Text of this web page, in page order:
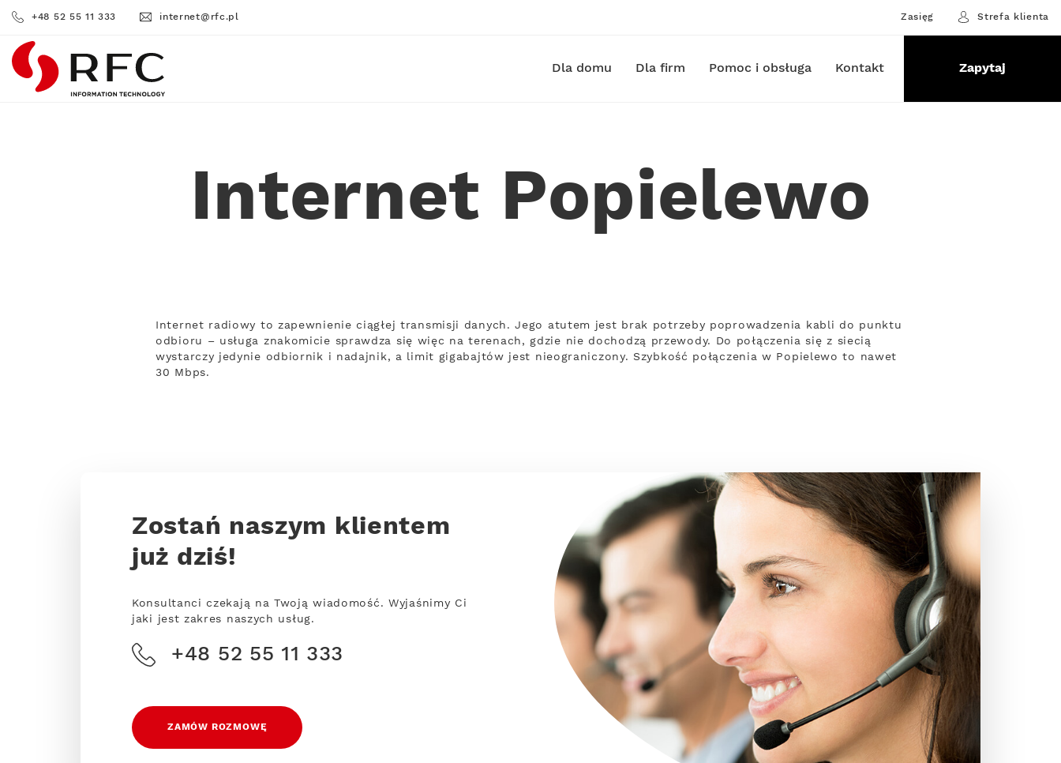
+48 52 55 11 333 internet@rfc.pl Zasięg Strefa klienta
RFC Dla domu Dla firm Pomoc i obsługa Kontakt Zapytaj
Internet Popielewo
Internet radiowy to zapewnienie ciągłej transmisji danych. Jego atutem jest brak potrzeby poprowadzenia kabli do punktu
odbioru – usługa znakomicie sprawdza się więc na terenach, gdzie nie dochodzą przewody. Do połączenia się z siecią
wystarczy jedynie odbiornik i nadajnik, a limit gigabajtów jest nieograniczony. Szybkość połączenia w Popielewo to nawet
30 Mbps.
Zostań naszym klientem
już dziś!
Konsultanci czekają na Twoją wiadomość. Wyjaśnimy Ci
jaki jest zakres naszych usług.
+48 52 55 11 333
ZAMÓW ROZMOWĘ